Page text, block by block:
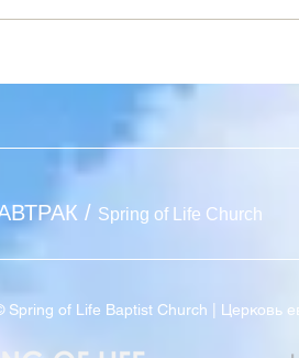
/ Spring of Life Church
Spring of Life Baptist Church | Церковь